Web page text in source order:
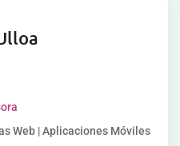
Web | Aplicaciones Móviles